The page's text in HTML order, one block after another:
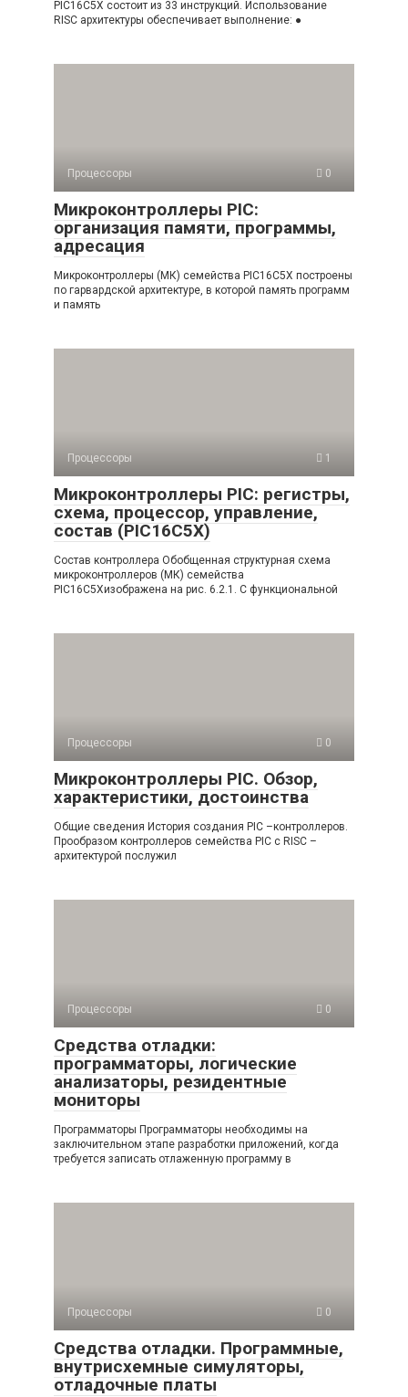
PIC16C5X состоит из 33 ин­струкций. Использование
RISC архитектуры обеспечивает выполнение: ●
Процессоры 0
Микроконтроллеры PIC:
организация памяти, программы,
адресация
Микроконтроллеры (МК) семейства PIC16C5X построены
по гарвардской архи­тектуре, в которой память программ
и память
Процессоры 1
Микроконтроллеры PIC: регистры,
схема, процессор, управление,
состав (PIC16C5X)
Состав контроллера Обобщенная структурная схема
микроконтроллеров (МК) семейства
PIC16C5Xизображена на рис. 6.2.1. С функциональной
Процессоры 0
Микроконтроллеры РIC. Обзор,
характеристики, достоинства
Общие сведения История создания PIC –контроллеров.
Прообразом контроллеров семейства PIC с RISC –
архитектурой послужил
Процессоры 0
Средства отладки:
программаторы, логические
анализаторы, резидентные
мониторы
Программаторы Программаторы необходимы на
заключительном этапе разработки приложений, когда
требуется записать отлаженную программу в
Процессоры 0
Средства отладки. Программные,
внутрисхемные симуляторы,
отладочные платы